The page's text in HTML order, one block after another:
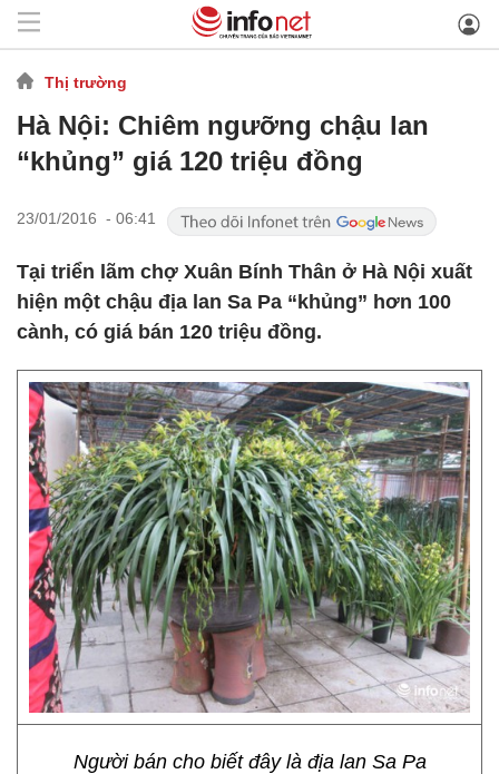
Thị trường
Hà Nội: Chiêm ngưỡng chậu lan
“khủng” giá 120 triệu đồng
23/01/2016 - 06:41
Tại triển lãm chợ Xuân Bính Thân ở Hà Nội xuất
hiện một chậu địa lan Sa Pa “khủng” hơn 100
cành, có giá bán 120 triệu đồng.
Người bán cho biết đây là địa lan Sa Pa